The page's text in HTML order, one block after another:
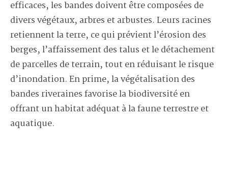
efficaces, les bandes doivent être composées de
divers végétaux, arbres et arbustes. Leurs racines
retiennent la terre, ce qui prévient l’érosion des
berges, l’affaissement des talus et le détachement
de parcelles de terrain, tout en réduisant le risque
d’inondation. En prime, la végétalisation des
bandes riveraines favorise la biodiversité en
offrant un habitat adéquat à la faune terrestre et
aquatique.